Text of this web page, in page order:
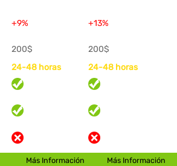
+9% +13%
200$
200$
24-48 horas
24-48 horas
Más Información Más Información